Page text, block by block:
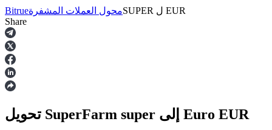
العقود الآجلة
Bitrueمحول العملات المشفرةSUPER ل EUR
Share
تحويل SuperFarm super إلى Euro EUR